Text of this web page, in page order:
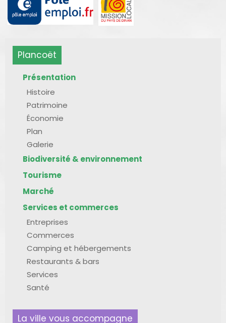
Plancoët
Présentation
Histoire
Patrimoine
Économie
Plan
Galerie
Biodiversité & environnement
Tourisme
Marché
Services et commerces
Entreprises
Commerces
Camping et hébergements
Restaurants & bars
Services
Santé
La ville vous accompagne